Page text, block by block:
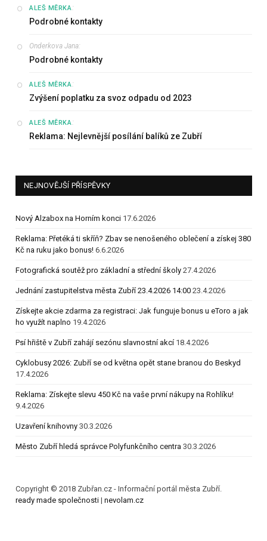
ALEŠ MĚRKA:
Podrobné kontakty
Onderkova Jana:
Podrobné kontakty
ALEŠ MĚRKA:
Zvýšení poplatku za svoz odpadu od 2023
ALEŠ MĚRKA:
Reklama: Nejlevnější posílání balíků ze Zubří
NEJNOVĚJŠÍ PŘÍSPĚVKY
Nový Alzabox na Horním konci 17.6.2026
Reklama: Přetéká ti skříň? Zbav se nenošeného oblečení a získej 380
Kč na ruku jako bonus! 6.6.2026
Fotografická soutěž pro základní a střední školy 27.4.2026
Jednání zastupitelstva města Zubří 23.4.2026 14:00 23.4.2026
Získejte akcie zdarma za registraci: Jak funguje bonus u eToro a jak
ho využít naplno 19.4.2026
Psí hřiště v Zubří zahájí sezónu slavnostní akcí 18.4.2026
Cyklobusy 2026: Zubří se od května opět stane branou do Beskyd
17.4.2026
Reklama: Získejte slevu 450 Kč na vaše první nákupy na Rohlíku!
9.4.2026
Uzavření knihovny 30.3.2026
Město Zubří hledá správce Polyfunkčního centra 30.3.2026
Copyright © 2018 Zubřan.cz - Informační portál města Zubří.
ready made společnosti | nevolam.cz